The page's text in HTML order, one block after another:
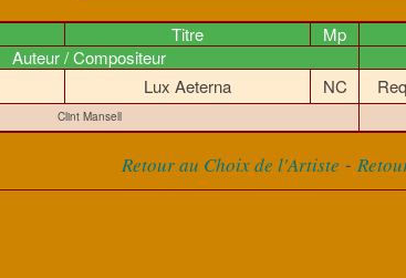
Titre Mp
Auteur / Compositeur
Lux Aeterna NC
Clint Mansell
Retour au Choix de l'Artiste -